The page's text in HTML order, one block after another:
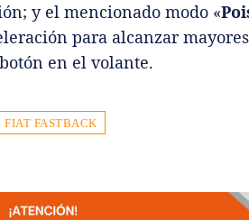
y el mencionado modo «
para alcanzar
en el volante.
FIAT FASTBACK